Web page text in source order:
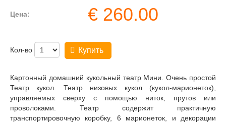
Цена: € 260.00
Кол-во Купить
Картонный домашний кукольный театр Мини. Очень простой
Театр кукол. Театр низовых кукол (кукол-марионеток),
управляемых сверху с помощью ниток, прутов или
проволоками. Театр содержит практичную
транспортировочную коробку, 6 марионеток, и декорации